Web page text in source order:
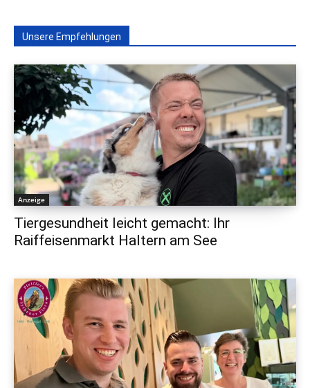
Unsere Empfehlungen
Anzeige
Tiergesundheit leicht gemacht: Ihr
Raiffeisenmarkt Haltern am See